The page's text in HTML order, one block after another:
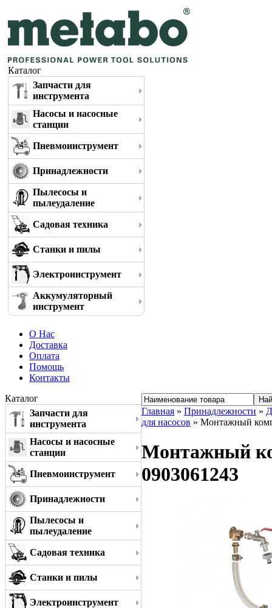
Каталог
Запчасти для
инструмента
Насосы и насосные
станции
Пневмоинструмент
Принадлежности
Пылесосы и
пылеудаление
Садовая техника
Станки и пилы
Электроинструмент
Аккумуляторный
инструмент
О Нас
Доставка
Оплата
Помощь
Контакты
Каталог
Запчасти для
инструмента
Насосы и насосные
станции
Пневмоинструмент
Принадлежности
Пылесосы и
пылеудаление
Садовая техника
Станки и пилы
Электроинструмент
Главная » Принадлежности »
для насосов » Монтажный
Монтажный
0903061243